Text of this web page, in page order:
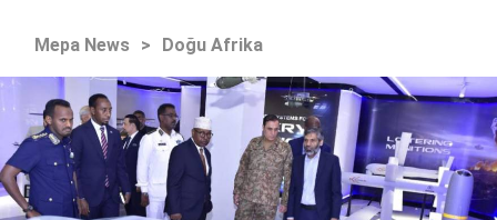
Mepa News > Doğu Afrika